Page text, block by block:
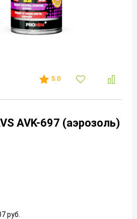
5.0
AVK-697 (аэрозоль)
руб.